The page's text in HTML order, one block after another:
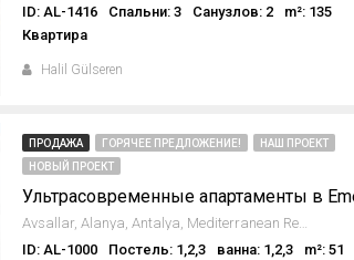
ID: AL-1416
Спальни: 3 Санузлов: 2
m²: 135
Квартира
Halil Gülseren
ПРОДАЖА ГОРЯЧЕЕ ПРЕДЛОЖЕНИЕ!
НАШ ПРОЕКТ
НОВЫЙ ПРОЕКТ
Avsallar, Alanya, Antalya, Mediterranean Region, Turkey
ID: AL-1000
Постель: 1,2,3 ванна: 1,2,3
m²: 51